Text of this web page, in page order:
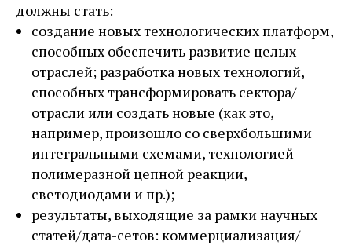
должны стать:
создание новых технологических платформ,
способных обеспечить развитие целых
отраслей; разработка новых технологий,
способных трансформировать сектора/
отрасли или создать новые (как это,
например, произошло со сверхбольшими
интегральными схемами, технологией
полимеразной цепной реакции,
светодиодами и пр.);
результаты, выходящие за рамки научных
статей/дата-сетов: коммерциализация/